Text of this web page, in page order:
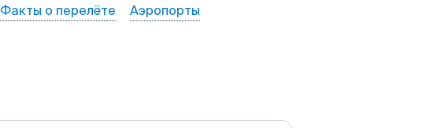
Факты о перелёте Аэропорты